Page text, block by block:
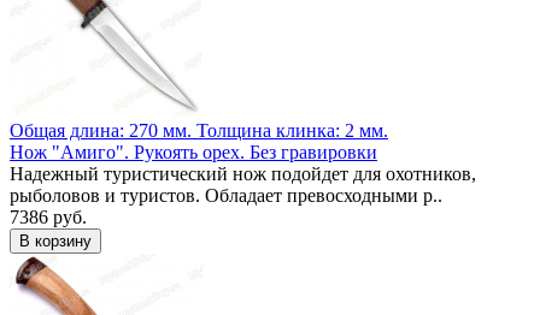
Общая длина: 270 мм. Толщина клинка: 2 мм.
Нож "Амиго". Рукоять орех. Без гравировки
Надежный туристический нож подойдет для охотников,
рыболовов и туристов. Обладает превосходными р..
7386 руб.